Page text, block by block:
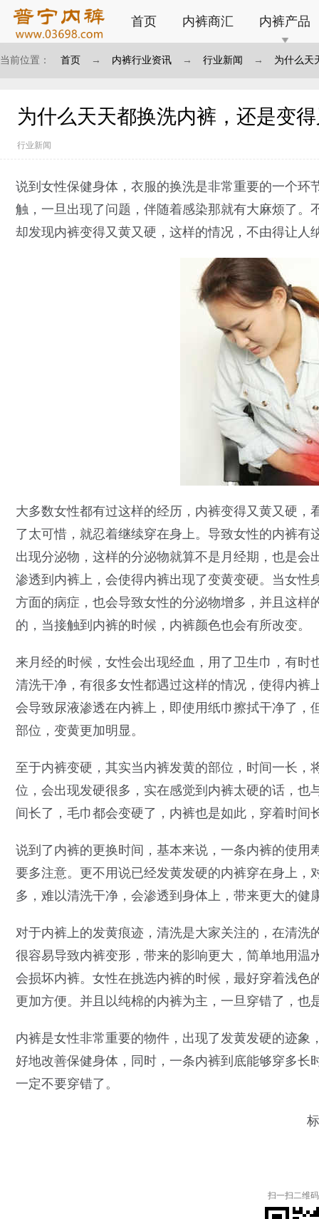
首页 内裤商汇 内裤产品
当前位置： 首页 → 内裤行业资讯 → 行业新闻 → 为什么天
为什么天天都换洗内裤，还是变
行业新闻
说到女性保健身体，衣服的换洗是非常重要的一个
触，一旦出现了问题，伴随着感染那就有大麻烦了
却发现内裤变得又黄又硬，这样的情况，不由得让人
大多数女性都有过这样的经历，内裤变得又黄又硬
了太可惜，就忍着继续穿在身上。导致女性的内裤
出现分泌物，这样的分泌物就算不是月经期，也是
渗透到内裤上，会使得内裤出现了变黄变硬。当女
方面的病症，也会导致女性的分泌物增多，并且这
的，当接触到内裤的时候，内裤颜色也会有所改变。
来月经的时候，女性会出现经血，用了卫生巾，有
清洗干净，有很多女性都遇过这样的情况，使得内
会导致尿液渗透在内裤上，即使用纸巾擦拭干净了
部位，变黄更加明显。
至于内裤变硬，其实当内裤发黄的部位，时间一长
位，会出现发硬很多，实在感觉到内裤太硬的话，
间长了，毛巾都会变硬了，内裤也是如此，穿着时间
说到了内裤的更换时间，基本来说，一条内裤的使
要多注意。更不用说已经发黄发硬的内裤穿在身上
多，难以清洗干净，会渗透到身体上，带来更大的健
对于内裤上的发黄痕迹，清洗是大家关注的，在清
很容易导致内裤变形，带来的影响更大，简单地用
会损坏内裤。女性在挑选内裤的时候，最好穿着浅
更加方便。并且以纯棉的内裤为主，一旦穿错了，也
内裤是女性非常重要的物件，出现了发黄发硬的迹
好地改善保健身体，同时，一条内裤到底能够穿多
一定不要穿错了。
扫一扫二维